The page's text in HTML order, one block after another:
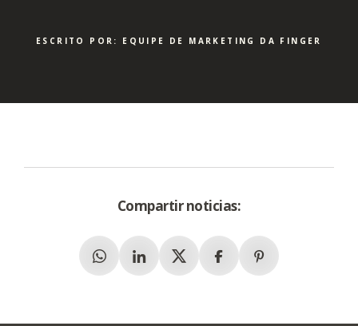
ESCRITO POR: EQUIPE DE MARKETING DA FINGER
Compartir noticias:
WhatsappLinkedinX (Twitter)FacebookPinterest